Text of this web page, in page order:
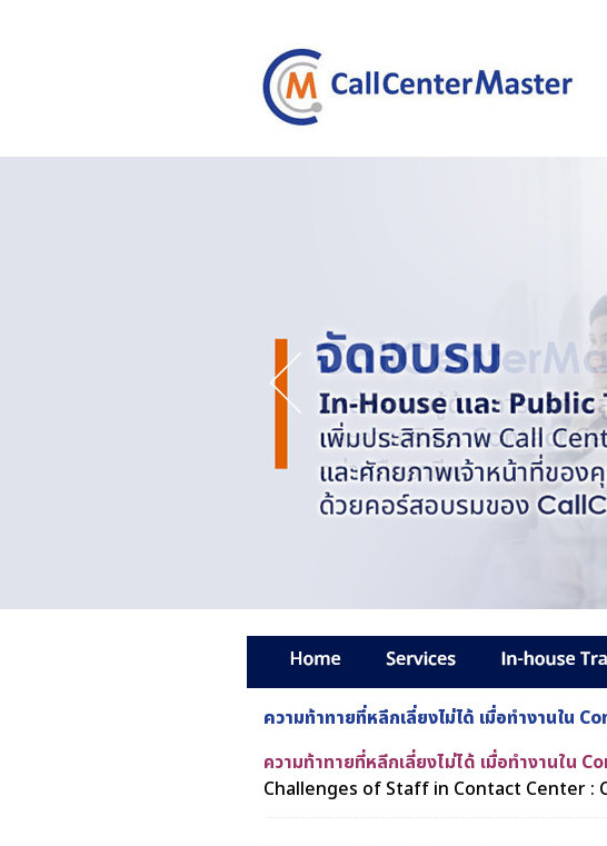
ความท้าทายที่หลีกเลี่ยงไม่ได้ เมื่อทำงานใน
ความท้าทายที่หลีกเลี่ยงไม่ได้ เมื่อทำงานใน
Challenges of Staff in Contact Center :